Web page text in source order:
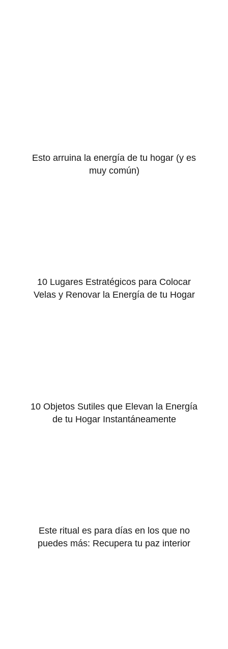
Esto arruina la energía de tu hogar (y es
muy común)
10 Lugares Estratégicos para Colocar
Velas y Renovar la Energía de tu Hogar
10 Objetos Sutiles que Elevan la Energía
de tu Hogar Instantáneamente
Este ritual es para días en los que no
puedes más: Recupera tu paz interior